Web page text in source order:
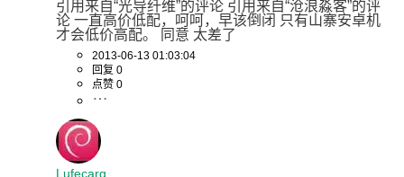
引用来自“光导纤维”的评论 引用来自“沧浪淼客”的评
论 一直高价低配，呵呵，早该倒闭 只有山寨安卓机
才会低价高配。 同意 太差了
2013-06-13 01:03:04
回复 0
点赞 0
Lufecarg